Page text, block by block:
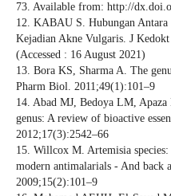
73. Available from: http://
12. KABAU S. Hubungan Antara
Kejadian Akne Vulgaris. J
(Accessed : 16 August 2021)
13. Bora KS, Sharma A. The
Pharm Biol. 2011;49(1):101–9
14. Abad MJ, Bedoya LM,
genus: A review of bioactive
2012;17(3):2542–66
15. Willcox M. Artemisia
modern antimalarials - And back
2009;15(2):101–9